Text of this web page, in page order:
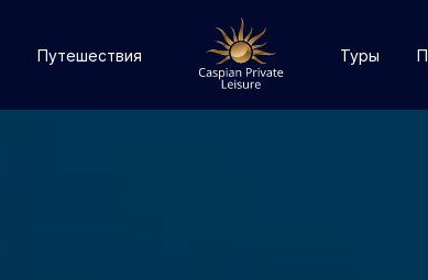
Путешествия Туры